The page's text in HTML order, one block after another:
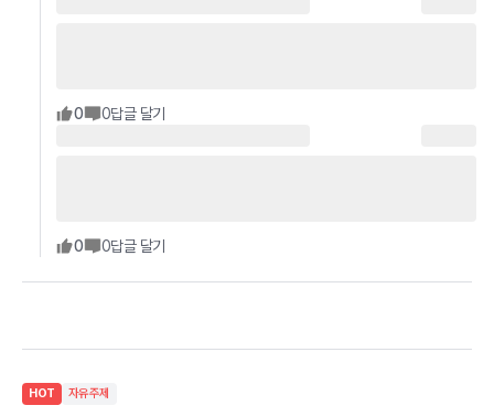
0 0답글 달기
0 0답글 달기
HOT 자유주제